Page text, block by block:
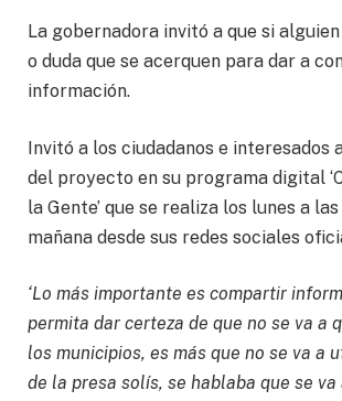
La gobernadora invitó a que si
o duda que se acerquen para dar a
información.
Invitó a los ciudadanos e interesados
del proyecto en su programa digital
la Gente’ que se realiza los lunes a las
mañana desde sus redes sociales
‘Lo más importante es compartir
permita dar certeza de que no se va a
los municipios, es más que no se va a
de la presa solís, se hablaba que se